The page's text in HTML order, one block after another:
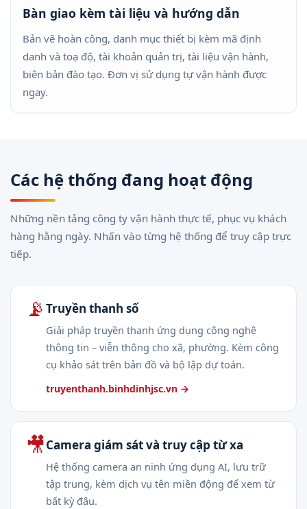
Bàn giao kèm tài liệu và hướng dẫn
Bản vẽ hoàn công, danh mục thiết bị kèm mã định
danh và toạ độ, tài khoản quản trị, tài liệu vận hành,
biên bản đào tạo. Đơn vị sử dụng tự vận hành được
ngay.
Các hệ thống đang hoạt động
Những nền tảng công ty vận hành thực tế, phục vụ khách
hàng hằng ngày. Nhấn vào từng hệ thống để truy cập trực
tiếp.
📡 Truyền thanh số
Giải pháp truyền thanh ứng dụng công nghệ
thông tin – viễn thông cho xã, phường. Kèm công
cụ khảo sát trên bản đồ và bộ lập dự toán.
truyenthanh.binhdinhjsc.vn →
🎥Camera giám sát và truy cập từ xa
Hệ thống camera an ninh ứng dụng AI, lưu trữ
tập trung, kèm dịch vụ tên miền động để xem từ
bất kỳ đâu.